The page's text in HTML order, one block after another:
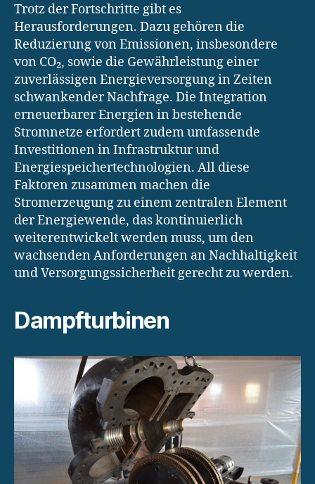
Trotz der Fortschritte gibt es
Herausforderungen. Dazu gehören die
Reduzierung von Emissionen, insbesondere
von CO₂, sowie die Gewährleistung einer
zuverlässigen Energieversorgung in Zeiten
schwankender Nachfrage. Die Integration
erneuerbarer Energien in bestehende
Stromnetze erfordert zudem umfassende
Investitionen in Infrastruktur und
Energiespeichertechnologien. All diese
Faktoren zusammen machen die
Stromerzeugung zu einem zentralen Element
der Energiewende, das kontinuierlich
weiterentwickelt werden muss, um den
wachsenden Anforderungen an Nachhaltigkeit
und Versorgungssicherheit gerecht zu werden.
Dampfturbinen